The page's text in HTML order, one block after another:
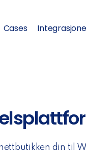
Cases
din til